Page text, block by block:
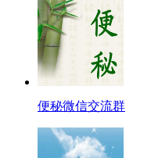
便秘微信交流群